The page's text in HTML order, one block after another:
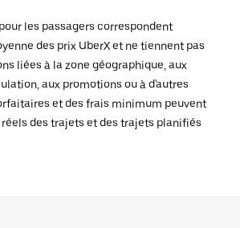
les passagers correspondent
des prix UberX et ne tiennent pas
liées à la zone géographique, aux
aux promotions ou à d'autres
et des frais minimum peuvent
réels des trajets et des trajets planifiés